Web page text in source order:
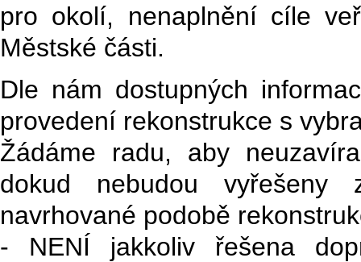
pro okolí, nenaplnění cíle
Městské části.
Dle nám dostupných
provedení rekonstrukce s
Žádáme radu, aby
dokud nebudou
navrhované podobě
- NENÍ jakkoliv řešena